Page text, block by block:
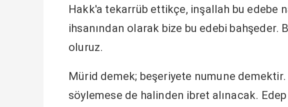
Hakk'a tekarrüb ettikçe, inşallah bu edebe
ihsanından olarak bize bu edebi bahşeder.
oluruz.
Mürid demek; beşeriyete numune
söylemese de halinden ibret alınacak.